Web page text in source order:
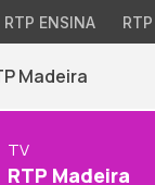
RTP ENSINA
Madeira
TV
RTP Madeira